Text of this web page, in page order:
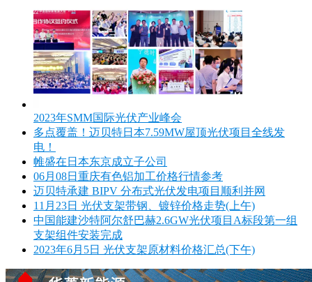
2023年SMM国际光伏产业峰会
多点覆盖！迈贝特日本7.59MW屋顶光伏项目全线发
电！
帷盛在日本东京成立子公司
06月08日重庆有色铝加工价格行情参考
迈贝特承建 BIPV 分布式光伏发电项目顺利并网
11月23日 光伏支架带钢、镀锌价格走势(上午)
中国能建沙特阿尔舒巴赫2.6GW光伏项目A标段第一组
支架组件安装完成
2023年6月5日 光伏支架原材料价格汇总(下午)